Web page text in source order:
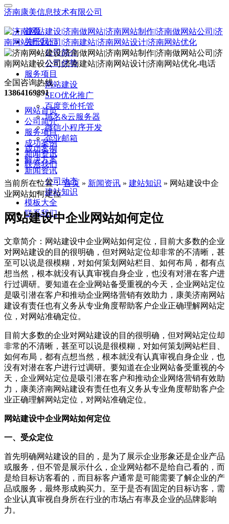
济南康美信息技术有限公司
首页
关于我们
公司简介
公司优势
服务项目
网站建设
SEO优化推广
百度竞价托管
域名&云服务器
微信小程序开发
企业邮箱
成功案例
解决方案
新闻资讯
公司动态
建站知识
模板大全
联系我们
全国咨询热线：
13864169891
网站首页
公司简介
服务项目
成功案例
新闻资讯
联系我们
当前所在位置：首页 » 新闻资讯 » 建站知识 » 网站建设中企
业网站如何定位
网站建设中企业网站如何定位
文章简介： 网站建设中企业网站如何定位，目前大多数的企业
对网站建设的目的很明确，但对网站定位却非常的不清晰，甚
至可以说是很模糊，对如何策划网站栏目、如何布局，都有点
想当然，根本就没有认真审视自身企业，也没有对潜在客户进
行过调研。要知道在企业网站备受重视的今天，企业网站定位
是吸引潜在客户和推动企业网络营销有效助力，康美济南网站
建设有责任也有义务从专业角度帮助客户企业正确理解网站定
位，对网站准确定位。
目前大多数的企业对网站建设的目的很明确，但对网站定位却
非常的不清晰，甚至可以说是很模糊，对如何策划网站栏目、
如何布局，都有点想当然，根本就没有认真审视自身企业，也
没有对潜在客户进行过调研。要知道在企业网站备受重视的今
天，企业网站定位是吸引潜在客户和推动企业网络营销有效助
力，康美济南网站建设有责任也有义务从专业角度帮助客户企
业正确理解网站定位，对网站准确定位。
网站建设中企业网站如何定位
一、受众定位
首先明确网站建设的目的，是为了展示企业形象还是企业产品
或服务，但不管是展示什么，企业网站都不是给自己看的，而
是给目标访客看的，而目标客户通常是可能需要了解企业的产
品或服务，最终形成购买力。至于是否有固定的目标访客，需
企业认真审视自身所在行业的市场占有率及企业的品牌影响
力。